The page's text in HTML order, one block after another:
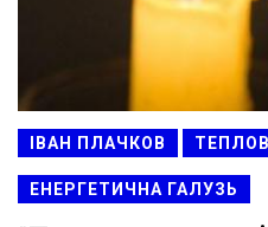
ІВАН ПЛАЧКОВ
ЕНЕРГЕТИЧНА ГАЛУЗЬ